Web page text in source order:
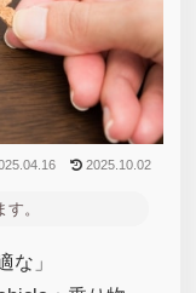
2025.10.02
。
な」